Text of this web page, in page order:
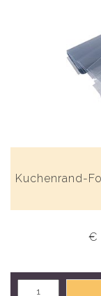
Kuchenrand-
€